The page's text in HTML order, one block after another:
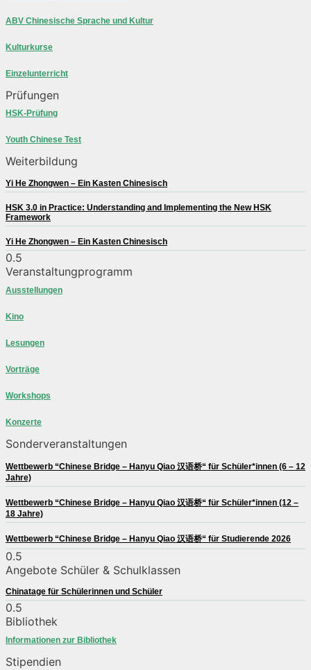
ABV Chinesische Sprache und Kultur
Kulturkurse
Einzelunterricht
Prüfungen
HSK-Prüfung
Youth Chinese Test
Weiterbildung
Yi He Zhongwen – Ein Kasten Chinesisch
HSK 3.0 in Practice: Understanding and Implementing the New HSK
Framework
Yi He Zhongwen – Ein Kasten Chinesisch
Veranstaltungprogramm
Ausstellungen
Kino
Lesungen
Vorträge
Workshops
Konzerte
Sonderveranstaltungen
Wettbewerb “Chinese Bridge – Hanyu Qiao 汉语桥“ für Schüler*innen (6 – 12
Jahre)
Wettbewerb “Chinese Bridge – Hanyu Qiao 汉语桥“ für Schüler*innen (12 –
18 Jahre)
Wettbewerb “Chinese Bridge – Hanyu Qiao 汉语桥“ für Studierende 2026
Angebote Schüler & Schulklassen
Chinatage für Schülerinnen und Schüler
Bibliothek
Informationen zur Bibliothek
Stipendien